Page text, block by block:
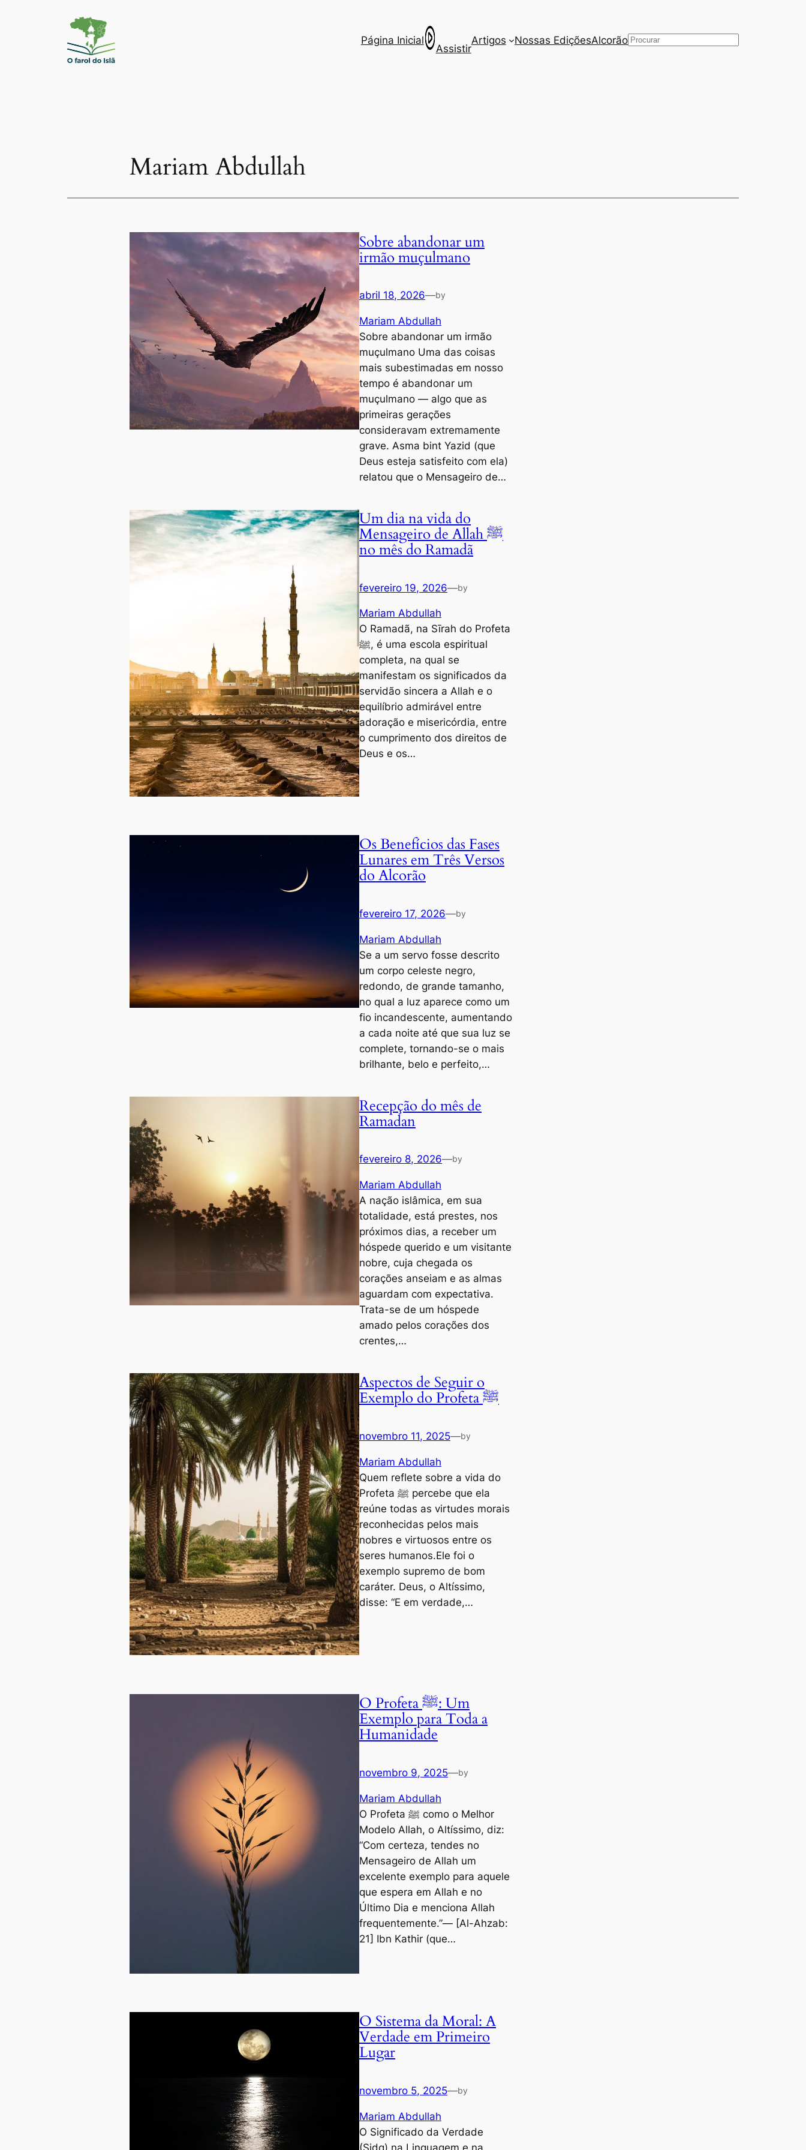
Página Inicial
Assistir
Artigos Nossas EdiçõesAlcorãoPesquisar
Mariam Abdullah
Sobre abandonar um
irmão muçulmano
abril 18, 2026—by
Mariam Abdullah
Sobre abandonar um irmão
muçulmano Uma das coisas
mais subestimadas em nosso
tempo é abandonar um
muçulmano — algo que as
primeiras gerações
consideravam extremamente
grave. Asma bint Yazid (que
Deus esteja satisfeito com ela)
relatou que o Mensageiro de…
Um dia na vida do
Mensageiro de Allah ﷺ
no mês do Ramadã
fevereiro 19, 2026—by
Mariam Abdullah
O Ramadã, na Sīrah do Profeta
ﷺ, é uma escola espiritual
completa, na qual se
manifestam os significados da
servidão sincera a Allah e o
equilíbrio admirável entre
adoração e misericórdia, entre
o cumprimento dos direitos de
Deus e os…
Os Benefícios das Fases
Lunares em Três Versos
do Alcorão
fevereiro 17, 2026—by
Mariam Abdullah
Se a um servo fosse descrito
um corpo celeste negro,
redondo, de grande tamanho,
no qual a luz aparece como um
fio incandescente, aumentando
a cada noite até que sua luz se
complete, tornando-se o mais
brilhante, belo e perfeito,…
Recepção do mês de
Ramadan
fevereiro 8, 2026—by
Mariam Abdullah
A nação islâmica, em sua
totalidade, está prestes, nos
próximos dias, a receber um
hóspede querido e um visitante
nobre, cuja chegada os
corações anseiam e as almas
aguardam com expectativa.
Trata-se de um hóspede
amado pelos corações dos
crentes,…
Aspectos de Seguir o
Exemplo do Profeta ﷺ
novembro 11, 2025—by
Mariam Abdullah
Quem reflete sobre a vida do
Profeta ﷺ percebe que ela
reúne todas as virtudes morais
reconhecidas pelos mais
nobres e virtuosos entre os
seres humanos.Ele foi o
exemplo supremo de bom
caráter. Deus, o Altíssimo,
disse: “E em verdade,…
O Profeta ﷺ: Um
Exemplo para Toda a
Humanidade
novembro 9, 2025—by
Mariam Abdullah
O Profeta ﷺ como o Melhor
Modelo Allah, o Altíssimo, diz:
“Com certeza, tendes no
Mensageiro de Allah um
excelente exemplo para aquele
que espera em Allah e no
Último Dia e menciona Allah
frequentemente.”— [Al-Ahzab:
21] Ibn Kathir (que…
O Sistema da Moral: A
Verdade em Primeiro
Lugar
novembro 5, 2025—by
Mariam Abdullah
O Significado da Verdade
(Ṣidq) na Linguagem e na